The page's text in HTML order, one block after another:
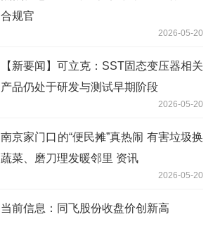
合规官
2026-05-20
【新要闻】可立克：SST固态变压器相关
产品仍处于研发与测试早期阶段
2026-05-20
南京家门口的“便民摊”真热闹 有害垃圾换
蔬菜、磨刀理发暖邻里 资讯
2026-05-20
当前信息：同飞股份收盘价创新高